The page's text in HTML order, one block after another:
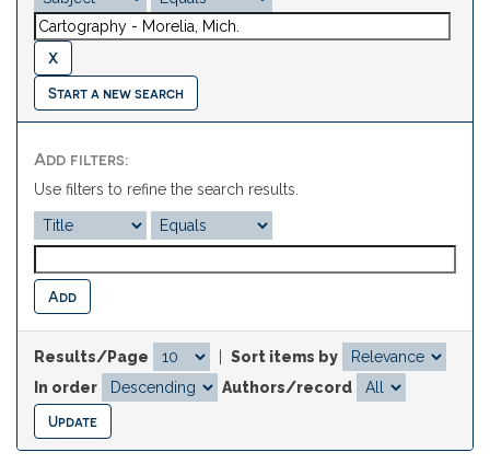
Start a new search
Add filters:
Use filters to refine the search results.
Results/Page
Sort items by
In order
Authors/record